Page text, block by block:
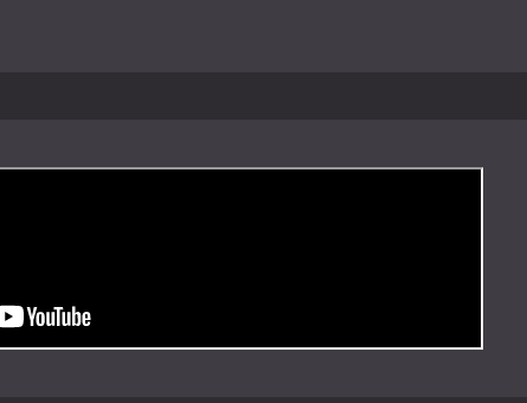
Образователни и културни сгради